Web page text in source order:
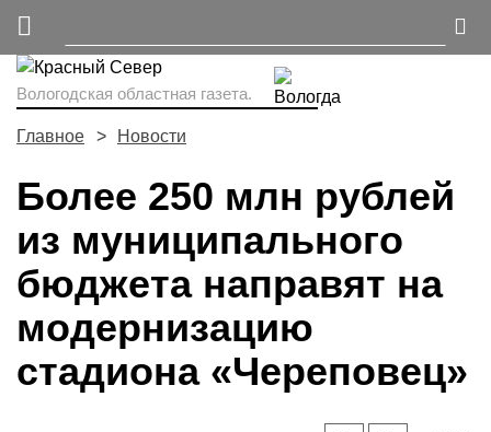
Вологодская областная газета.
Главное Новости
Более 250 млн рублей
из муниципального
бюджета направят на
модернизацию
стадиона «Череповец»